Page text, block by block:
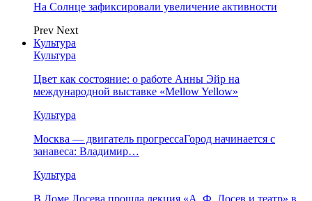
На Солнце зафиксировали увеличение активности
Prev Next
Культура
Культура
Цвет как состояние: о работе Анны Эйр на
международной выставке «Mellow Yellow»
Культура
Москва — двигатель прогрессаГород начинается с
занавеса: Владимир…
Культура
В Доме Лосева прошла лекция «А. Ф. Лосев и театр» в